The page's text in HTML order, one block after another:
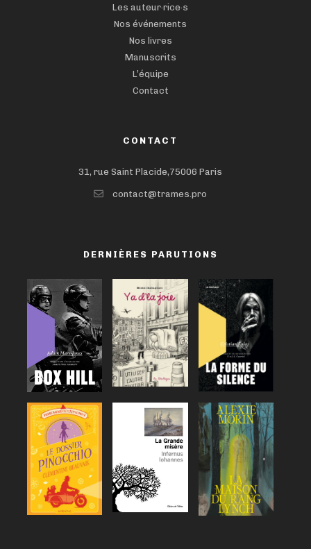
Les auteur·rice·s
Nos événements
Nos livres
Manuscrits
L’équipe
Contact
CONTACT
31, rue Saint Placide,75006 Paris
contact@trames.pro
DERNIÈRES PARUTIONS